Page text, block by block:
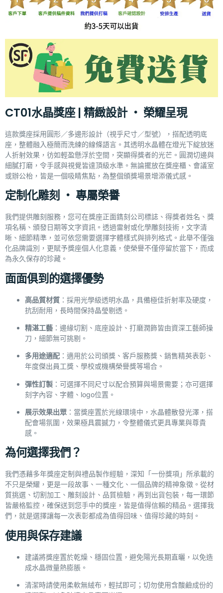
CT01水晶獎座 | 精緻設計 ‧ 榮耀呈現
這款獎座採用圓形／多邊形設計（視乎尺寸／型號），搭配透明底
座，整體融入極簡而洗練的線條語言。其透明水晶體在燈光下綻放迷
人折射效果，彷如輕盈懸浮於空間，突顯得獎者的光芒。圓潤切邊與
細膩打磨，令手感與視覺皆達頂級水準。無論擺放在獎座櫃、會議室
或辦公枱，皆是一個吸睛焦點，為整個頒獎場景增添儀式感。
定制化雕刻 ‧ 專屬榮譽
我們提供雕刻服務，您可在獎座正面鐫刻公司標誌、得獎者姓名、獎
項名稱、頒發日期等文字資訊。透過雷射或化學雕刻技術，文字清
晰、細節精準，並可依您需要選擇字體樣式與排列格式。此舉不僅強
化品牌識別，更賦予獎座個人化意義，使榮譽不僅停留於當下，而成
為永久保存的珍藏。
面面俱到的選擇優勢
高品質材質 ：採用光學級透明水晶，具備極佳折射率及硬度，
抗刮耐用，長時間保持晶瑩剔透。
精湛工藝 ：邊緣切割、底座設計、打磨潤飾皆由資深工藝師操
刀，細節無可挑剔。
多用途適配 ：適用於公司頒獎、客戶服務獎、銷售精英表彰、
年度傑出員工獎、學校或機構榮譽獎等場合。
彈性訂製 ：可選擇不同尺寸以配合預算與場景需要；亦可選擇
刻字內容、字體、logo位置。
展示效果出眾 ：當獎座置於光線環境中，水晶體散發光澤，搭
配會場氛圍，效果極具震撼力，令整體儀式更具專業與尊貴
感。
為何選擇我們？
我們憑藉多年獎座定制與禮品製作經驗，深知「一份獎項」所承載的
不只是榮耀，更是一段故事、一種文化、一個品牌的精神象徵。從材
質挑選、切割加工、雕刻設計、品質檢驗，再到出貨包裝，每一環節
皆嚴格監控，確保送到您手中的獎座，皆是值得信賴的精品。選擇我
們，就是選擇讓每一次表彰都成為值得回味、值得珍藏的時刻。
使用與保存建議
建議將獎座置於乾燥、穩固位置，避免陽光長期直曬，以免造
成水晶微量熱膨脹。
清潔時請使用柔軟無絨布，輕拭即可；切勿使用含酸鹼成份的